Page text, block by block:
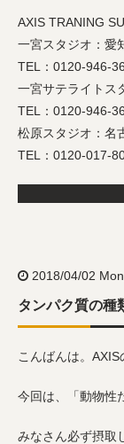
AXIS TRANING
一宮スタジオ：愛
TEL：0120-946-
一宮サテライトス
TEL：0120-946-
松原スタジオ：名
TEL：0120-017-
2018/04/02 Mon,
タンパク質の種
こんばんは。AXIS
今回は、「動物性
みなさん必ず摂取